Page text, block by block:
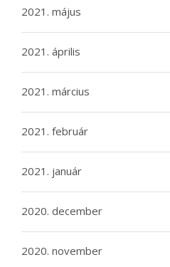
2021. május
2021. április
2021. március
2021. február
2021. január
2020. december
2020. november